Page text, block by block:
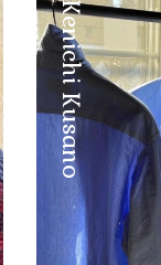
Kenichi Kusano